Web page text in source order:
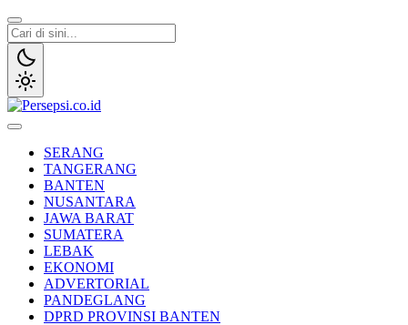
Lewati
ke
konten
SERANG
TANGERANG
BANTEN
NUSANTARA
JAWA BARAT
SUMATERA
LEBAK
EKONOMI
ADVERTORIAL
PANDEGLANG
DPRD PROVINSI BANTEN